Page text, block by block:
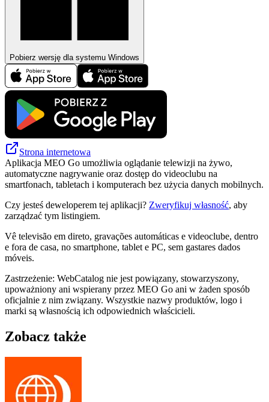
Pobierz wersję dla systemu Windows
Strona internetowa
Aplikacja MEO Go umożliwia oglądanie telewizji na żywo,
automatyczne nagrywanie oraz dostęp do videoclubu na
smartfonach, tabletach i komputerach bez użycia danych mobilnych.
Czy jesteś deweloperem tej aplikacji? Zweryfikuj własność, aby
zarządzać tym listingiem.
Vê televisão em direto, gravações automáticas e videoclube, dentro
e fora de casa, no smartphone, tablet e PC, sem gastares dados
móveis.
Zastrzeżenie: WebCatalog nie jest powiązany, stowarzyszony,
upoważniony ani wspierany przez MEO Go ani w żaden sposób
oficjalnie z nim związany. Wszystkie nazwy produktów, logo i
marki są własnością ich odpowiednich właścicieli.
Zobacz także